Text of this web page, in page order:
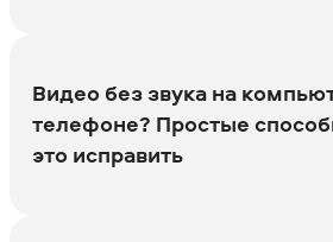
Видео без звука на
телефоне? Простые
это исправить